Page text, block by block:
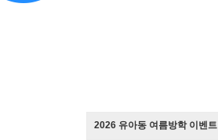
2026 유아동 여름방학 이벤트